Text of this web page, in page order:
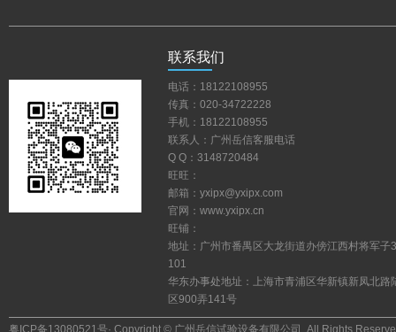
联系我们
电话：18122108955
传真：020-34722228
手机：18122108955
联系人：广州岳信客服电话
QQ：3148720484
旺旺：
邮箱：yxipx@yxipx.com
官网：www.yxipx.cn
旺铺：
地址：广州市番禺区大龙街道办傍江西村将军子
101
华东办事处地址：上海市青浦区华新镇新凤北路
区900弄141号
粤ICP备13080521号·Copyright©广州岳信试验设备有限公司